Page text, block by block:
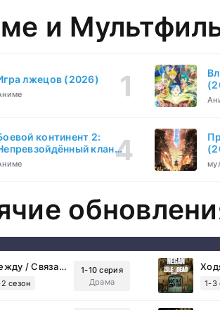
и
лжецов (2026)
континент 2:
клан
(2023)
Между / Связанные судьбой (2025)
сезон
1-10 серия
Драма
1-3